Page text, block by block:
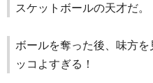
スケットボールの天才だ。
ボールを奪った後、味方
ッコよすぎる！